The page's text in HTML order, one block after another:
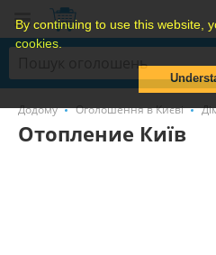
By continuing to use this website,
cookies.
Додому Оголошення в Києві
Отопление Київ